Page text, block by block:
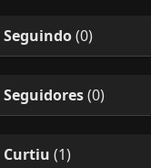
Seguindo(0)
Seguidores(0)
Curtiu (1)